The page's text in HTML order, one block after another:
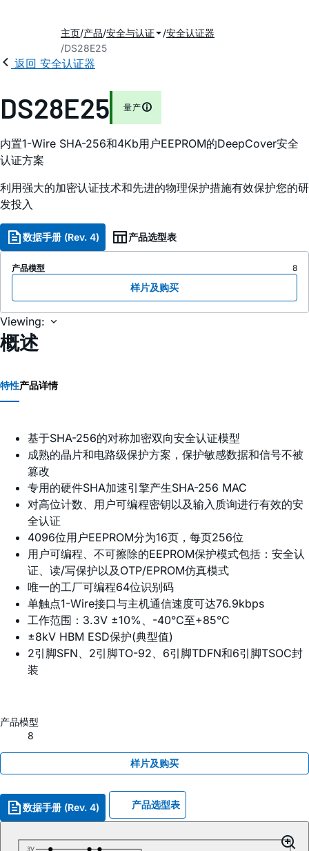
主页 产品 安全与认证
安全认证器
DS28E25
返回 安全认证器
DS28E25 量产
内置1-Wire SHA-256和4Kb用户EEPROM的DeepCover安全
认证方案
利用强大的加密认证技术和先进的物理保护措施有效保护您的研
发投入
数据手册 (Rev. 4) 产品选型表
产品模型 8
样片及购买
Viewing:
概述
特性产品详情
基于SHA-256的对称加密双向安全认证模型
成熟的晶片和电路级保护方案，保护敏感数据和信号不被
篡改
专用的硬件SHA加速引擎产生SHA-256 MAC
对高位计数、用户可编程密钥以及输入质询进行有效的安
全认证
4096位用户EEPROM分为16页，每页256位
用户可编程、不可擦除的EEPROM保护模式包括：安全认
证、读/写保护以及OTP/EPROM仿真模式
唯一的工厂可编程64位识别码
单触点1-Wire接口与主机通信速度可达76.9kbps
工作范围：3.3V ±10%、-40°C至+85°C
±8kV HBM ESD保护(典型值)
2引脚SFN、2引脚TO-92、6引脚TDFN和6引脚TSOC封
装
产品模型
8
样片及购买
数据手册 (Rev. 4) 产品选型表